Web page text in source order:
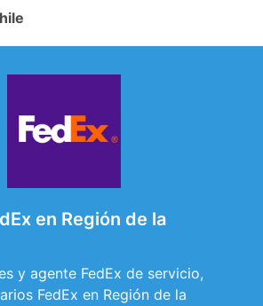
en Región de la
y agente FedEx de servicio,
FedEx en Región de la